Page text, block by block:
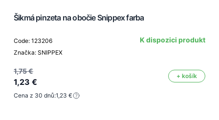
Šikmá pinzeta na obočie Snippex farba
Code: 123206
Značka: SNIPPEX
K dispozici produkt
1,75 €
1,23 €
+ košík
Cena z 30 dnů:1,23 €